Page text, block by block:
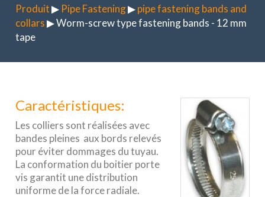
Produit▶ Pipe Fastening▶pipe fastening bands and
collars▶ Worm-screw type fastening bands - 12 mm
tape
Caractéristiques:
Les colliers sont réalisées avec
bandes pleines aux bords relevés
pour éviter dommages du tuyau.
La conformation du boitier porte
vis garantit une distribution
uniforme de la force radiale.